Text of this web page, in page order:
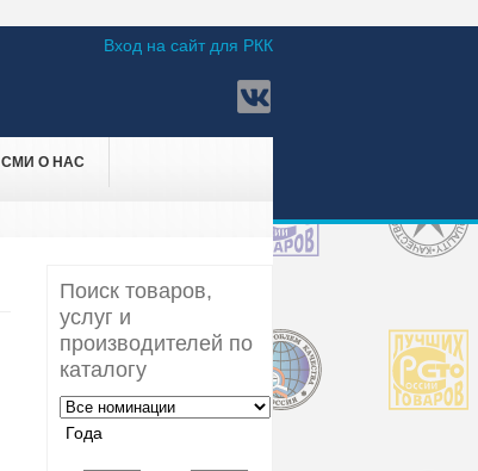
Вход на сайт для РКК
СМИ О НАС
Поиск товаров,
услуг и
производителей по
каталогу
Года